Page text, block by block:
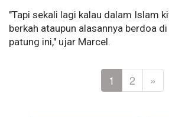
"Tapi sekali lagi kalau dalam Islam
berkah ataupun alasannya berdoa
patung ini," ujar Marcel.
1 2 »